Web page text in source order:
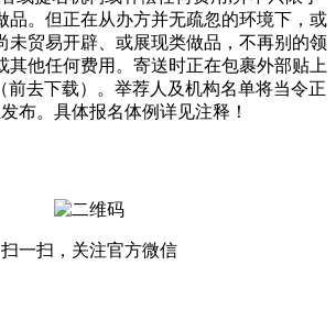
扫一扫，关注官方微信